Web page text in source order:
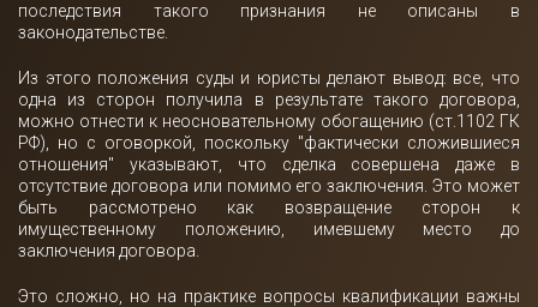
последствия такого признания не описаны в
законодательстве.
Из этого положения суды и юристы делают вывод: все, что
одна из сторон получила в результате такого договора,
можно отнести к неосновательному обогащению (ст.1102 ГК
РФ), но с оговоркой, поскольку "фактически сложившиеся
отношения" указывают, что сделка совершена даже в
отсутствие договора или помимо его заключения. Это может
быть рассмотрено как возвращение сторон к
имущественному положению, имевшему место до
заключения договора.
Это сложно, но на практике вопросы квалификации важны